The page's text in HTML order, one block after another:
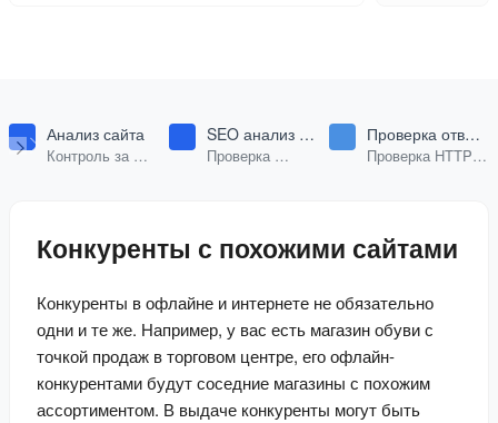
Анализ сайта
Контроль за
SEO анализ
страницы сайта
Проверка
слову.
Проверка ответа
сервера
Проверка HTTP-
Конкуренты с похожими сайтами
Конкуренты в офлайне и интернете не обязательно
одни и те же. Например, у вас есть магазин обуви с
точкой продаж в торговом центре, его офлайн-
конкурентами будут соседние магазины с похожим
ассортиментом. В выдаче конкуренты могут быть